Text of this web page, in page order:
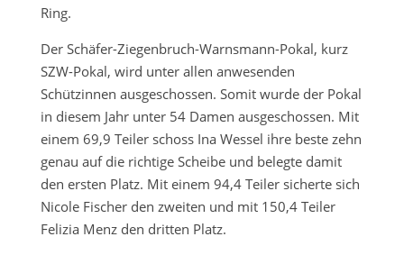
Ring.
Der Schäfer-Ziegenbruch-Warnsmann-Pokal, kurz
SZW-Pokal, wird unter allen anwesenden
Schützinnen ausgeschossen. Somit wurde der Pokal
in diesem Jahr unter 54 Damen ausgeschossen. Mit
einem 69,9 Teiler schoss Ina Wessel ihre beste zehn
genau auf die richtige Scheibe und belegte damit
den ersten Platz. Mit einem 94,4 Teiler sicherte sich
Nicole Fischer den zweiten und mit 150,4 Teiler
Felizia Menz den dritten Platz.